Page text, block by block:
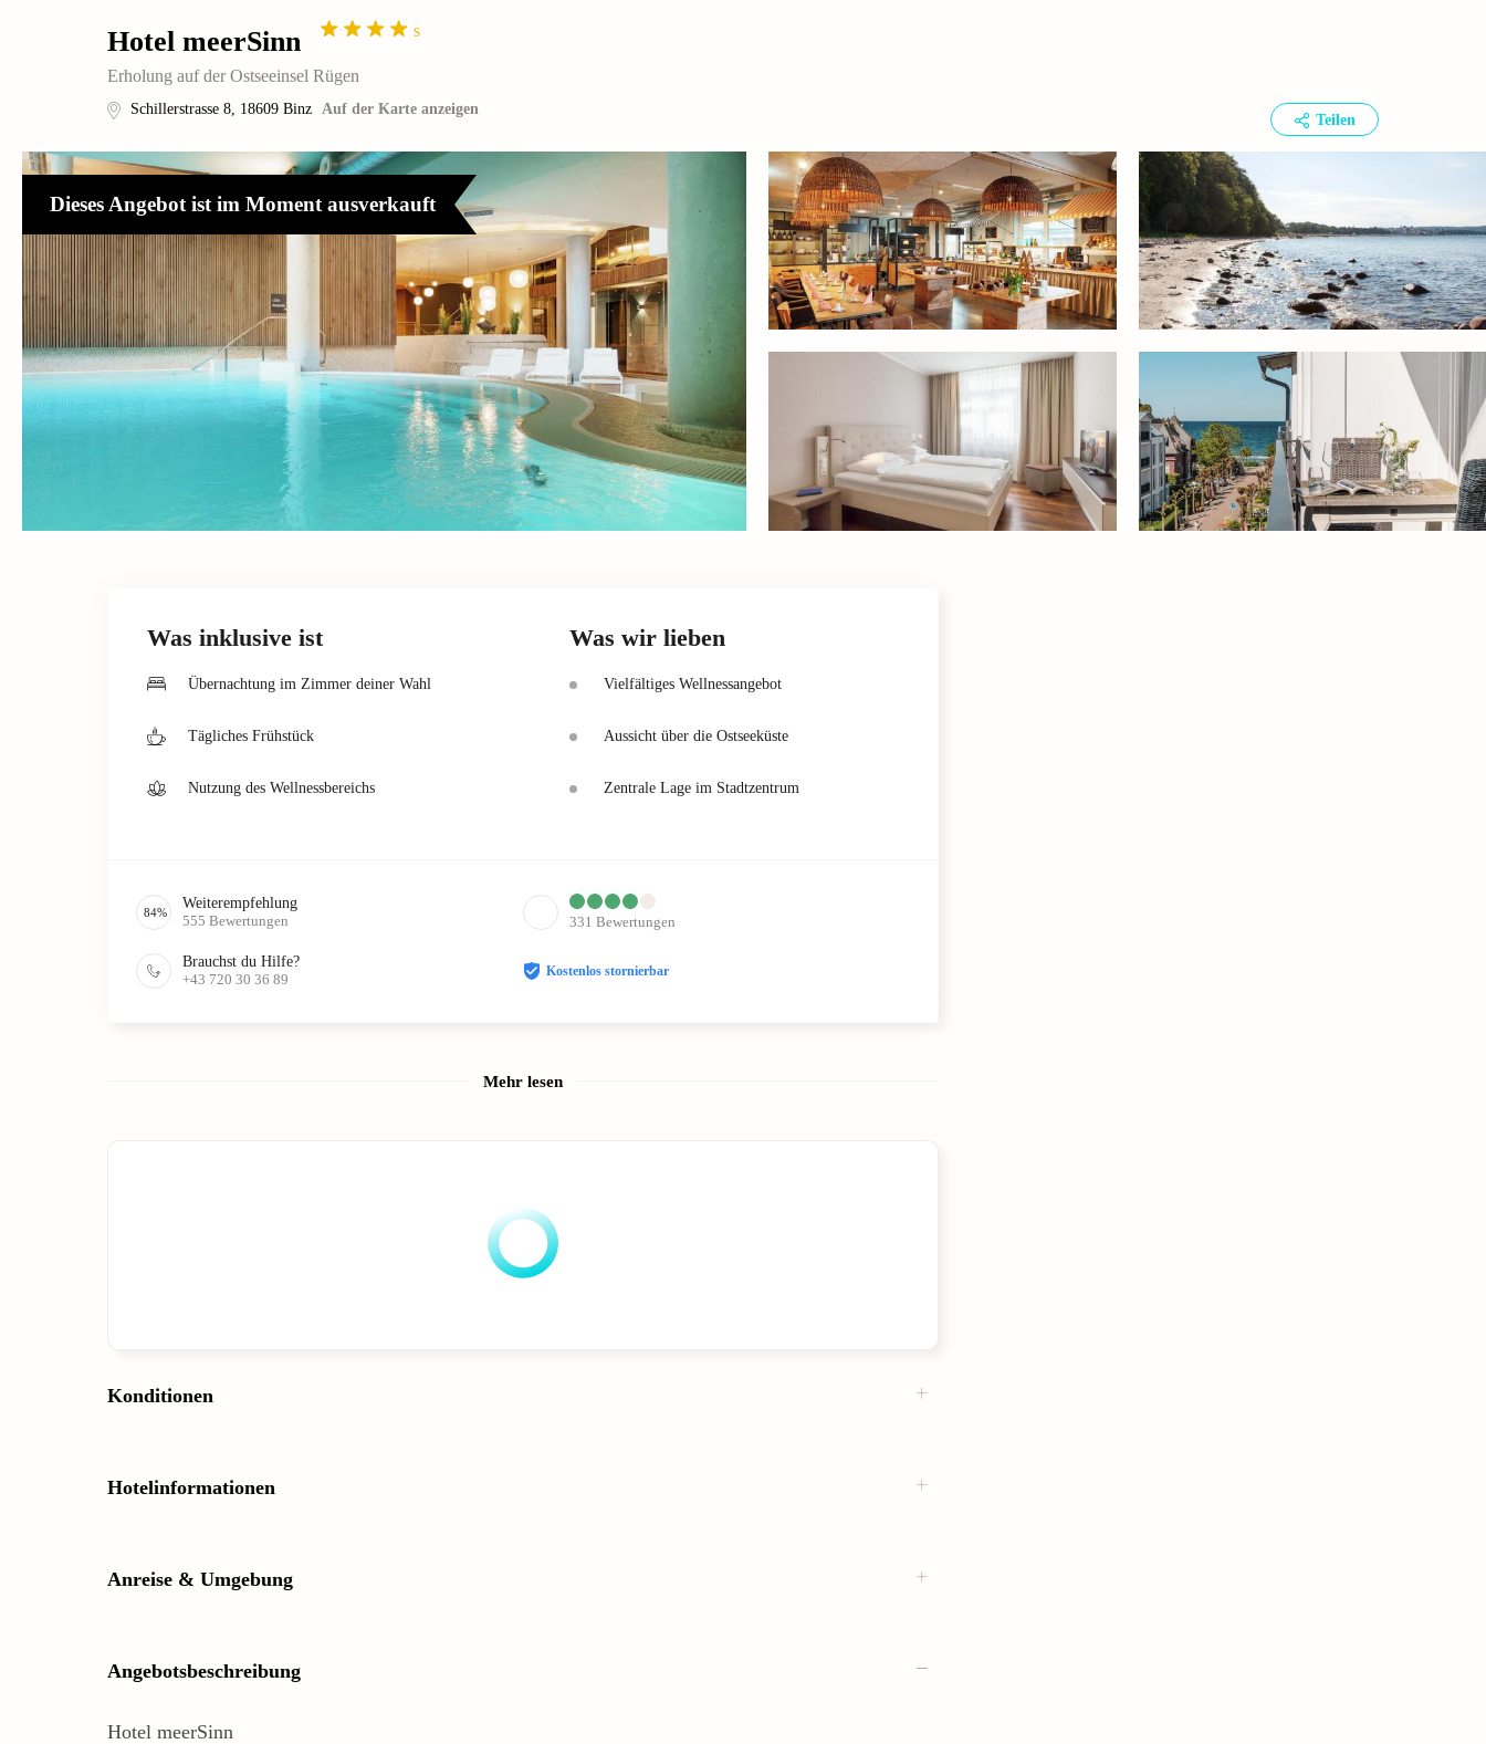
Hotel meerSinn s
Erholung auf der Ostseeinsel Rügen
Schillerstrasse 8, 18609 Binz Auf der Karte anzeigen
Teilen
Dieses Angebot ist im Moment ausverkauft
Was inklusive ist
Übernachtung im Zimmer deiner Wahl
Tägliches Frühstück
Nutzung des Wellnessbereichs
Was wir lieben
Vielfältiges Wellnessangebot
Aussicht über die Ostseeküste
Zentrale Lage im Stadtzentrum
84%
Weiterempfehlung
555 Bewertungen 331 Bewertungen
Brauchst du Hilfe?
+43 720 30 36 89
Kostenlos stornierbar
Mehr lesen
Konditionen
Hotelinformationen
Anreise & Umgebung
Angebotsbeschreibung
Hotel meerSinn